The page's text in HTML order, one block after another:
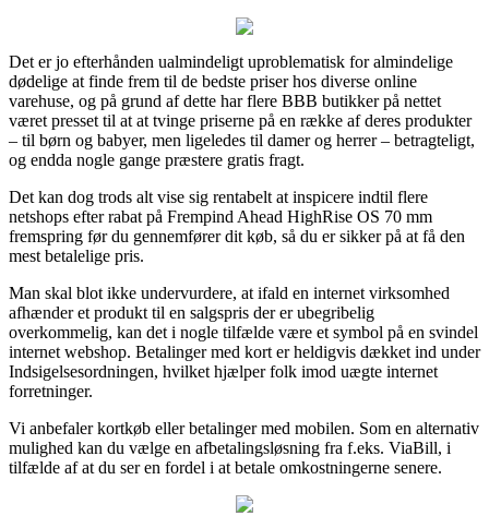
Det er jo efterhånden ualmindeligt uproblematisk for almindelige
dødelige at finde frem til de bedste priser hos diverse online
varehuse, og på grund af dette har flere BBB butikker på nettet
været presset til at at tvinge priserne på en række af deres produkter
– til børn og babyer, men ligeledes til damer og herrer – betragteligt,
og endda nogle gange præstere gratis fragt.
Det kan dog trods alt vise sig rentabelt at inspicere indtil flere
netshops efter rabat på Frempind Ahead HighRise OS 70 mm
fremspring før du gennemfører dit køb, så du er sikker på at få den
mest betalelige pris.
Man skal blot ikke undervurdere, at ifald en internet virksomhed
afhænder et produkt til en salgspris der er ubegribelig
overkommelig, kan det i nogle tilfælde være et symbol på en svindel
internet webshop. Betalinger med kort er heldigvis dækket ind under
Indsigelsesordningen, hvilket hjælper folk imod uægte internet
forretninger.
Vi anbefaler kortkøb eller betalinger med mobilen. Som en alternativ
mulighed kan du vælge en afbetalingsløsning fra f.eks. ViaBill, i
tilfælde af at du ser en fordel i at betale omkostningerne senere.